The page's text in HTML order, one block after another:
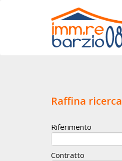
Raffina ricerca
Riferimento
Contratto